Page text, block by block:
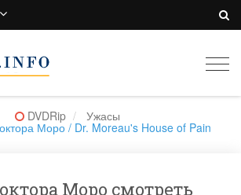
DVDRip Ужасы
Моро / Dr. Moreau's House of Pain
Моро смотреть